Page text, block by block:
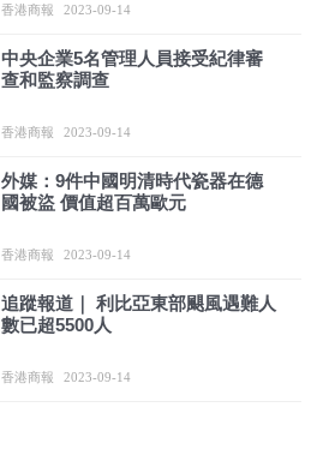
香港商報 2023-09-14
中央企業5名管理人員接受紀律審
查和監察調查
香港商報 2023-09-14
外媒：9件中國明清時代瓷器在德
國被盜 價值超百萬歐元
香港商報 2023-09-14
追蹤報道｜ 利比亞東部颶風遇難人
數已超5500人
香港商報 2023-09-14